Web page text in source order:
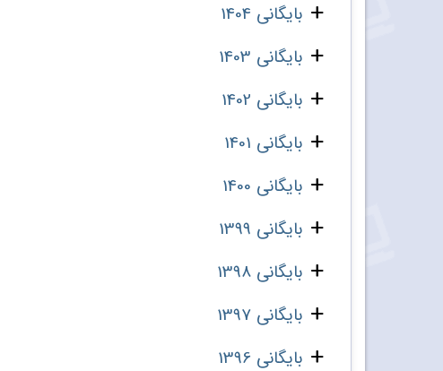
بایگانی 1404
بایگانی 1403
بایگانی 1402
بایگانی 1401
بایگانی 1400
بایگانی 1399
بایگانی 1398
بایگانی 1397
بایگانی 1396